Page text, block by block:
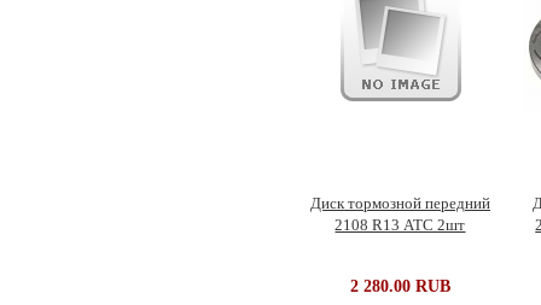
Диск тормозной передний
2108 R13 АТС 2шт
2 280.00 RUB